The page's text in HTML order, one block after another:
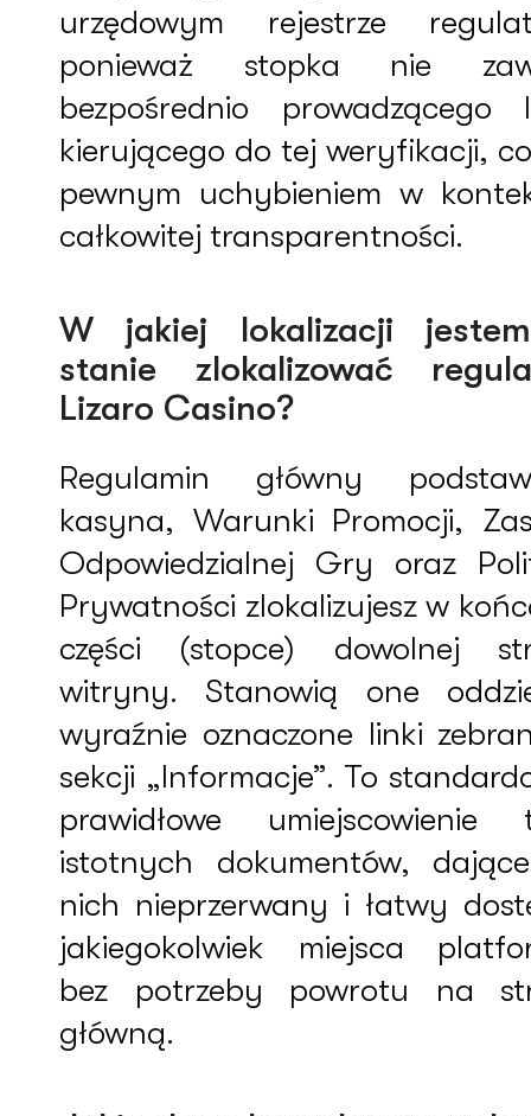
urzędowym rejestrze
ponieważ stopka nie
bezpośrednio prowadzącego
kierującego do tej weryfikacji,
pewnym uchybieniem w
całkowitej transparentności.
W jakiej lokalizacji
stanie zlokalizować
Lizaro Casino?
Regulamin główny
kasyna, Warunki Promocji,
Odpowiedzialnej Gry oraz
Prywatności zlokalizujesz w
części (stopce) dowolnej
witryny. Stanowią one
wyraźnie oznaczone linki
sekcji „Informacje”. To
prawidłowe umiejscowienie
istotnych dokumentów,
nich nieprzerwany i łatwy
jakiegokolwiek miejsca
bez potrzeby powrotu na
główną.